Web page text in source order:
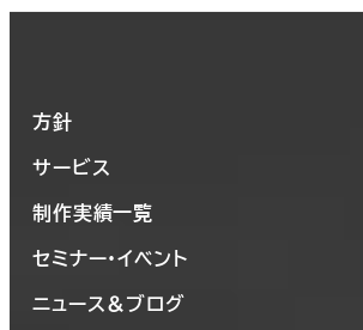
方針
サービス
制作実績一覧
セミナー・イベント
ニュース＆ブログ